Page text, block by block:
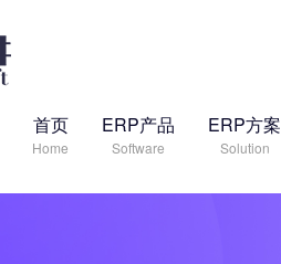
首页
Home
ERP产品
Software
ERP方案
Solution